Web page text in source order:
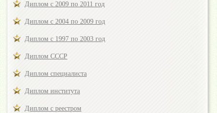
Диплом с 2009 по 2011 год
Диплом с 2004 по 2009 год
Диплом с 1997 по 2003 год
Диплом СССР
Диплом специалиста
Диплом института
Диплом с реестром